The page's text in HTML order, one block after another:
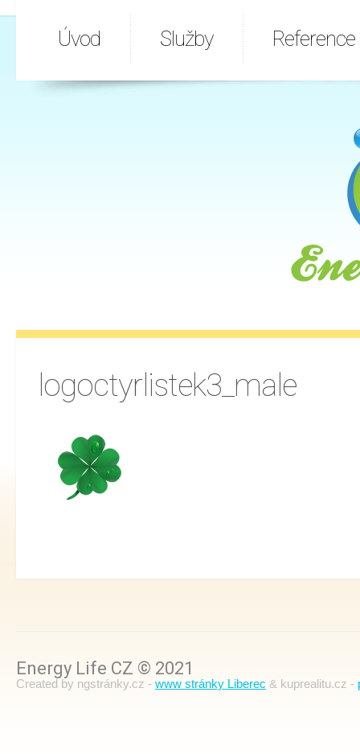
Úvod Služby Reference
logoctyrlistek3_male
Energy Life CZ © 2021
Created by ngstránky.cz - www stránky Liberec & kuprealitu.cz -